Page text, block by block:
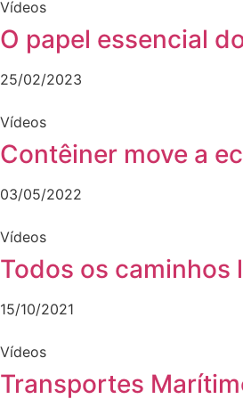
Vídeos
O papel essencial
25/02/2023
Vídeos
Contêiner move a
03/05/2022
Vídeos
Todos os caminhos
15/10/2021
Vídeos
Transportes